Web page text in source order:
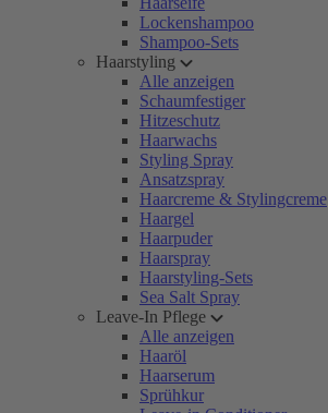
Lockenshampoo
Shampoo-Sets
Haarstyling
Alle anzeigen
Schaumfestiger
Hitzeschutz
Haarwachs
Styling Spray
Ansatzspray
Haarcreme & Stylingcreme
Haargel
Haarpuder
Haarspray
Haarstyling-Sets
Sea Salt Spray
Leave-In Pflege
Alle anzeigen
Haaröl
Haarserum
Sprühkur